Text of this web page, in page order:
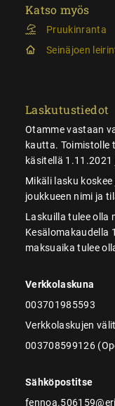
Katso myös
Pruukinranta
Seinäjoen
Laskutustiedot
Otamme vastaan
kautta. Toimistolle
käsitellä 1.11.2021
Mikäli lasku
joukkueen nimi ja
Laskuilla tulee olla
Kesälomakaudella
maksuaika tulee
Verkkolaskuna
003701985593
Verkkolaskujen
003708599126
Sähköpostitse